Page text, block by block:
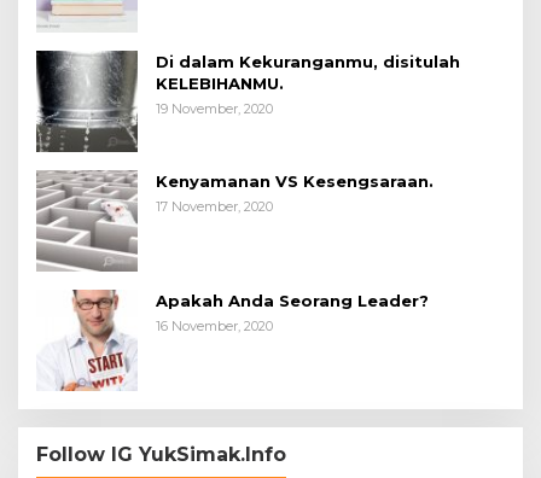
Di dalam Kekuranganmu, disitulah
KELEBIHANMU.
19 November, 2020
Kenyamanan VS Kesengsaraan.
17 November, 2020
Apakah Anda Seorang Leader?
16 November, 2020
Follow IG YukSimak.Info